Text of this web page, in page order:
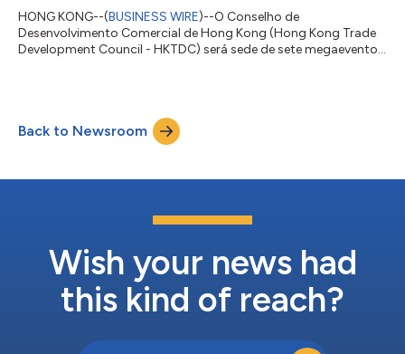
HONG KONG--(BUSINESS WIRE)--O Conselho de
Desenvolvimento Comercial de Hong Kong (Hong Kong Trade
Development Council - HKTDC) será sede de sete megaeventos,
Exhibition Centre - HKCEC); a Hong Kong International Printing
& Packaging Fair e a DeLuxe PrintPack Hong Kong (realizadas ao
mesmo tempo na AsiaWorld-Expo);...
Back to Newsroom
Wish your news had
this kind of reach?